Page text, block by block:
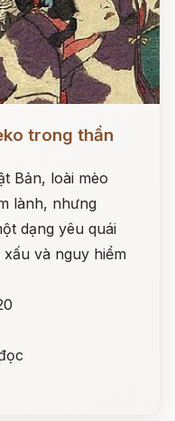
trong thần
Bản, loài mèo
lành, nhưng
dạng yêu quái
xấu và nguy hiểm